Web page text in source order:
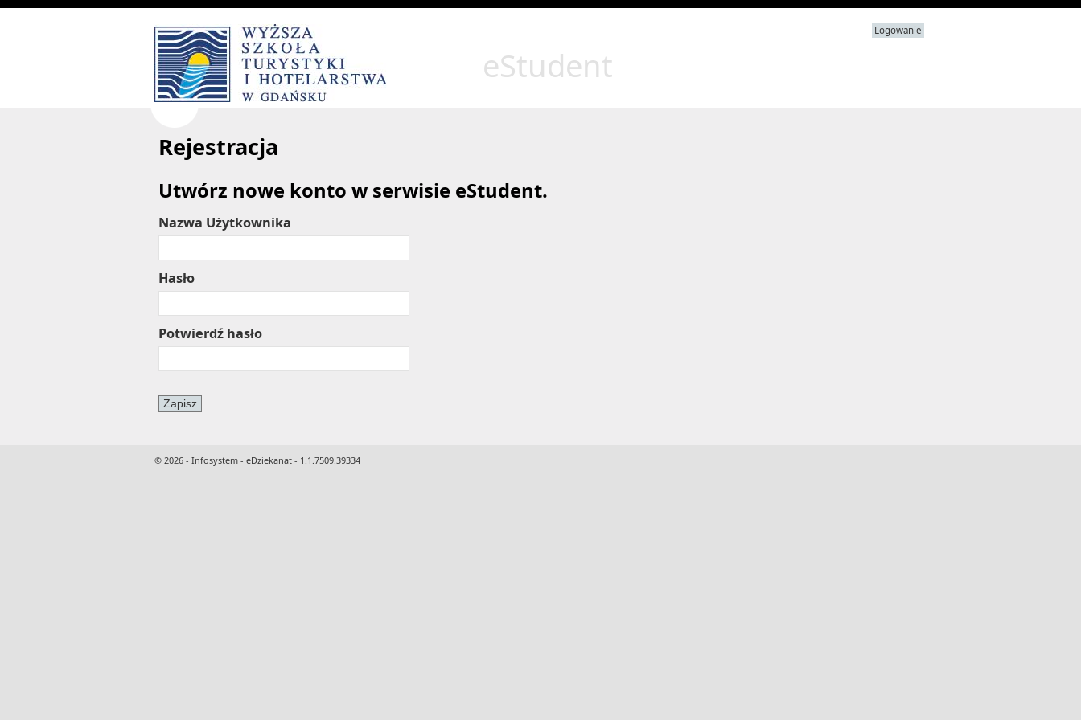
Logowanie
eStudent
Rejestracja
Utwórz nowe konto w serwisie eStudent.
Nazwa Użytkownika
Hasło
Potwierdź hasło
© 2026 - Infosystem - eDziekanat - 1.1.7509.39334